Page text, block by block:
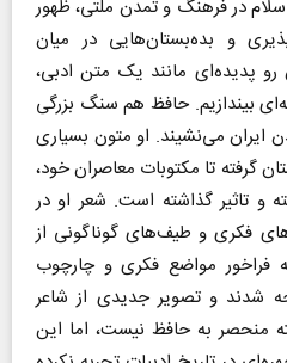
در فرهنگ و تمدن ملتی، ظهور
و بده‌بستان‌هایی در میان
رو پدیده‌ای مانند یک متن ادبی،
بیندازیم. حافظ هم سنگ بزرگی
ایران می‌نشیند. او متون بسیاری
گرفته تا مکتوبات معاصران خود،
و تاثیر گذاشته است. شعر او در
فکری و طیف‌های گوناگونی از
فراخور مواضع فکری و چارچوب
شدند و تصویر جدیدی از شاعر
منحصر به حافظ نیست، اما این